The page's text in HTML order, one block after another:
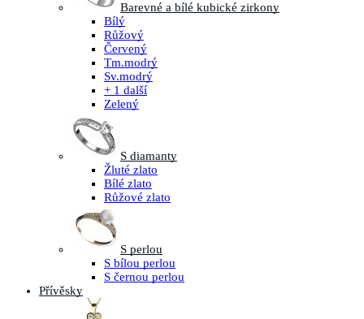
Barevné a bílé kubické zirkony
Bílý
Růžový
Červený
Tm.modrý
Sv.modrý
+ 1 další
Zelený
S diamanty
Žluté zlato
Bílé zlato
Růžové zlato
S perlou
S bílou perlou
S černou perlou
Přívěsky